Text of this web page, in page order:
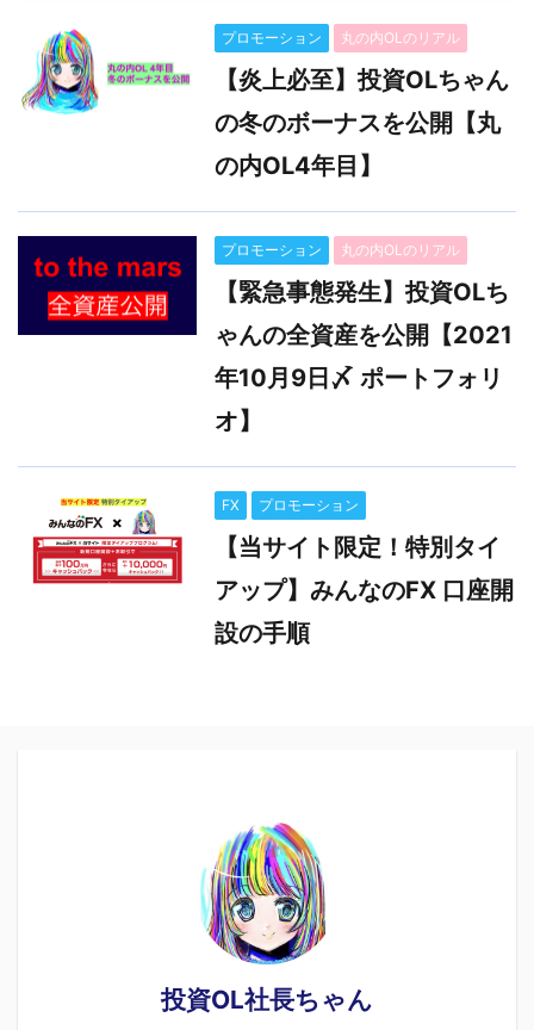
プロモーション 丸の内OLのリアル
【炎上必至】投資OLちゃん
の冬のボーナスを公開【丸
の内OL4年目】
プロモーション 丸の内OLのリアル
【緊急事態発生】投資OLち
ゃんの全資産を公開【2021
年10月9日〆 ポートフォリ
オ】
FX プロモーション
【当サイト限定！特別タイ
アップ】みんなのFX 口座開
設の手順
投資OL社長ちゃん